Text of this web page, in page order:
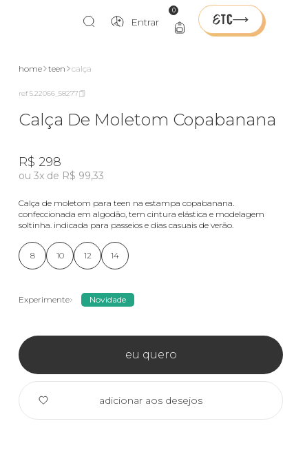
Entrar
0
home teen calça
ref 5.22066_58277
Calça De Moletom Copabanana
R$ 298
ou 3x de R$ 99,33
calça de moletom para teen na estampa copabanana.
confeccionada em algodão, tem cintura elástica e modelagem
soltinha. indicada para passeios e dias casuais de verão.
8 10 12 14
Experimente Novidade
eu quero
adicionar aos desejos